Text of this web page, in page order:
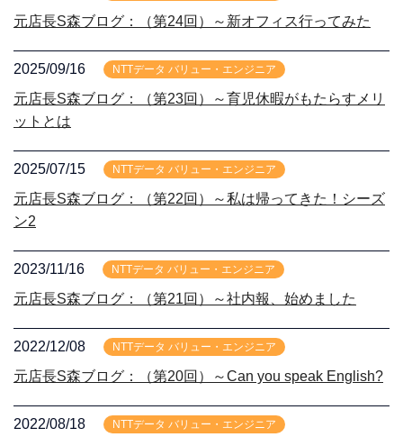
元店長S森ブログ：（第24回）～新オフィス行ってみた
2025/09/16 NTTデータ バリュー・エンジニア
元店長S森ブログ：（第23回）～育児休暇がもたらすメリ
ットとは
2025/07/15 NTTデータ バリュー・エンジニア
元店長S森ブログ：（第22回）～私は帰ってきた！シーズ
ン2
2023/11/16 NTTデータ バリュー・エンジニア
元店長S森ブログ：（第21回）～社内報、始めました
2022/12/08 NTTデータ バリュー・エンジニア
元店長S森ブログ：（第20回）～Can you speak English?
2022/08/18 NTTデータ バリュー・エンジニア